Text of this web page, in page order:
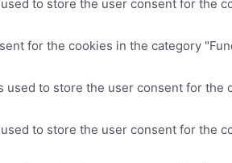
to store the user consent for the
for the cookies in the category
to store the user consent for the
to store the user consent for the